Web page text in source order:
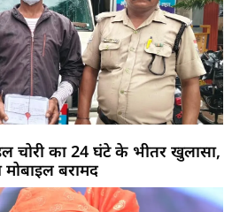
चोरी का 24 घंटे के भीतर खुलासा,
मोबाइल बरामद